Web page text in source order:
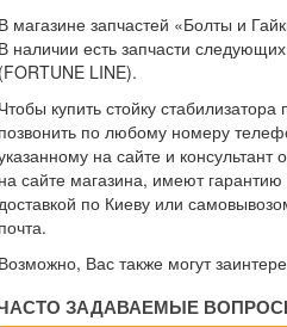
В магазине запчастей «Болты и
В наличии есть запчасти
(FORTUNE LINE).
Чтобы купить стойку
позвонить по любому номеру
на сайте и
на сайте магазина, имеют
доставкой по Киеву или
почта.
Возможно, Вас также могут
ЗАДАВАЕМЫЕ